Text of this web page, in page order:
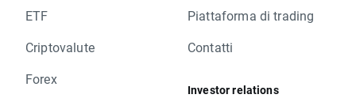
ETF
Criptovalute
Forex
Piattaforma di trading
Contatti
Investor relations